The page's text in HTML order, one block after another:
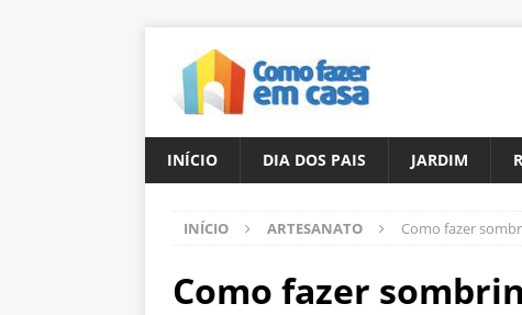
INÍCIO DIA DOS PAIS JARDIM
INÍCIO ARTESANATO Como fazer
Como fazer